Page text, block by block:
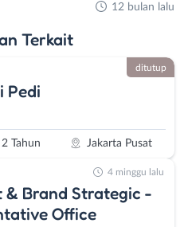
12 bulan lalu
Terkait
Pedi
Tahun Jakarta Pusat
ditutup
& Brand Strategic -
Office
4 minggu lalu